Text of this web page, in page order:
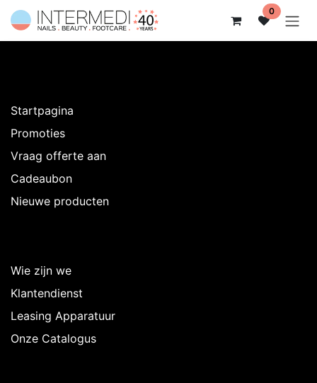
Overslaan naar inhoud 0
Startpagina
Promoties
Vraag offerte aan
Cadeaubon
Nieuwe producten
Wie zijn we
Klantendienst
Leasing Apparatuur
Onze Catalogus